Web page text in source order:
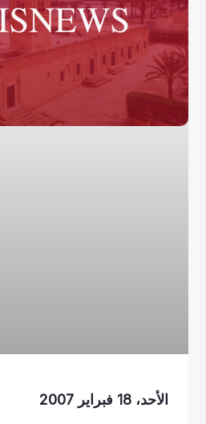
الأحد، 18 فبراير 2007